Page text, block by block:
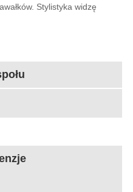
Stylistyka widzę